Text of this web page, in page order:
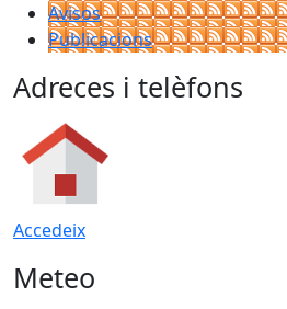
Avisos
Publicacions
Adreces i telèfons
Accedeix
Meteo